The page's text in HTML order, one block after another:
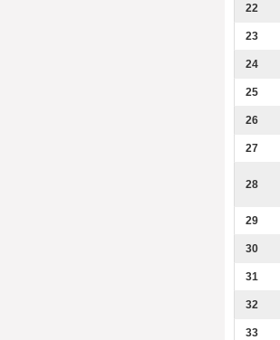
22
23
24
25
26
27
28
29
30
31
32
33